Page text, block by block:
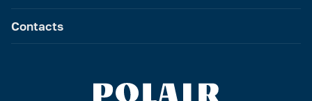
Contacts